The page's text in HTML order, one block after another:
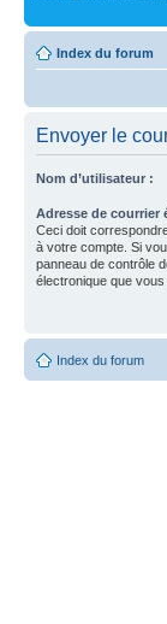
Index du forum
Envoyer le
Nom d’utilisateur :
Adresse de courrier
Ceci doit
à votre compte. Si
panneau de contrôle
électronique que
Index du forum